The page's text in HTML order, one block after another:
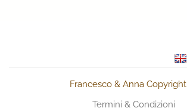
Francesco & Anna Copyright
Termini & Condizioni